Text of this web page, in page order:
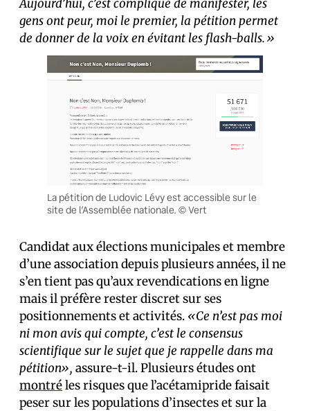
Aujourd’hui, c’est compliqué de manifester, les
gens ont peur, moi le premier, la pétition permet
de donner de la voix en évitant les flash-balls.»
La pétition de Ludovic Lévy est accessible sur le
site de l’Assemblée nationale. © Vert
Candidat aux élections municipales et membre
d’une association depuis plusieurs années, il ne
s’en tient pas qu’aux revendications en ligne
mais il préfère rester discret sur ses
positionnements et activités. «Ce n’est pas moi
ni mon avis qui compte, c’est le consensus
scientifique sur le sujet que je rappelle dans ma
pétition», assure-t-il. Plusieurs études ont
montréles risques que l’acétamipride faisait
peser sur les populations d’insectes et sur la